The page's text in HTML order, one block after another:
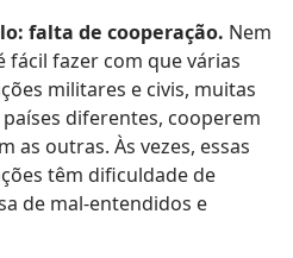
falta de cooperação. Nem
fácil fazer com que várias
militares e civis, muitas
países diferentes, cooperem
as outras. Às vezes, essas
têm dificuldade de
de mal-entendidos e